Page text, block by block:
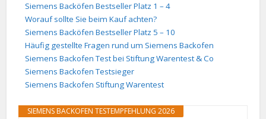
Siemens Backöfen Bestseller Platz 1 – 4
Worauf sollte Sie beim Kauf achten?
Siemens Backöfen Bestseller Platz 5 – 10
Häufig gestellte Fragen rund um Siemens Backofen
Siemens Backofen Test bei Stiftung Warentest & Co
Siemens Backofen Testsieger
Siemens Backofen Stiftung Warentest
SIEMENS BACKOFEN TESTEMPFEHLUNG 2026